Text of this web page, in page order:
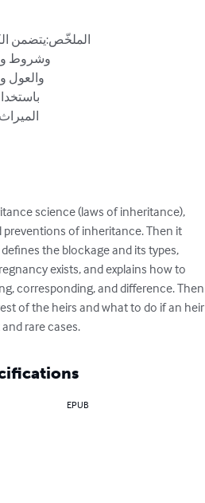
الملخّص:يتضمن
وشروط
والعول
science (laws of inheritance),
of inheritance. Then it
the blockage and its types,
exists, and explains how to
corresponding, and difference. Then
of the heirs and what to do if an heir
rare cases.
EPUB